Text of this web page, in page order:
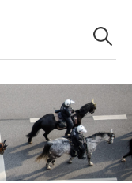
Suchen
nach: